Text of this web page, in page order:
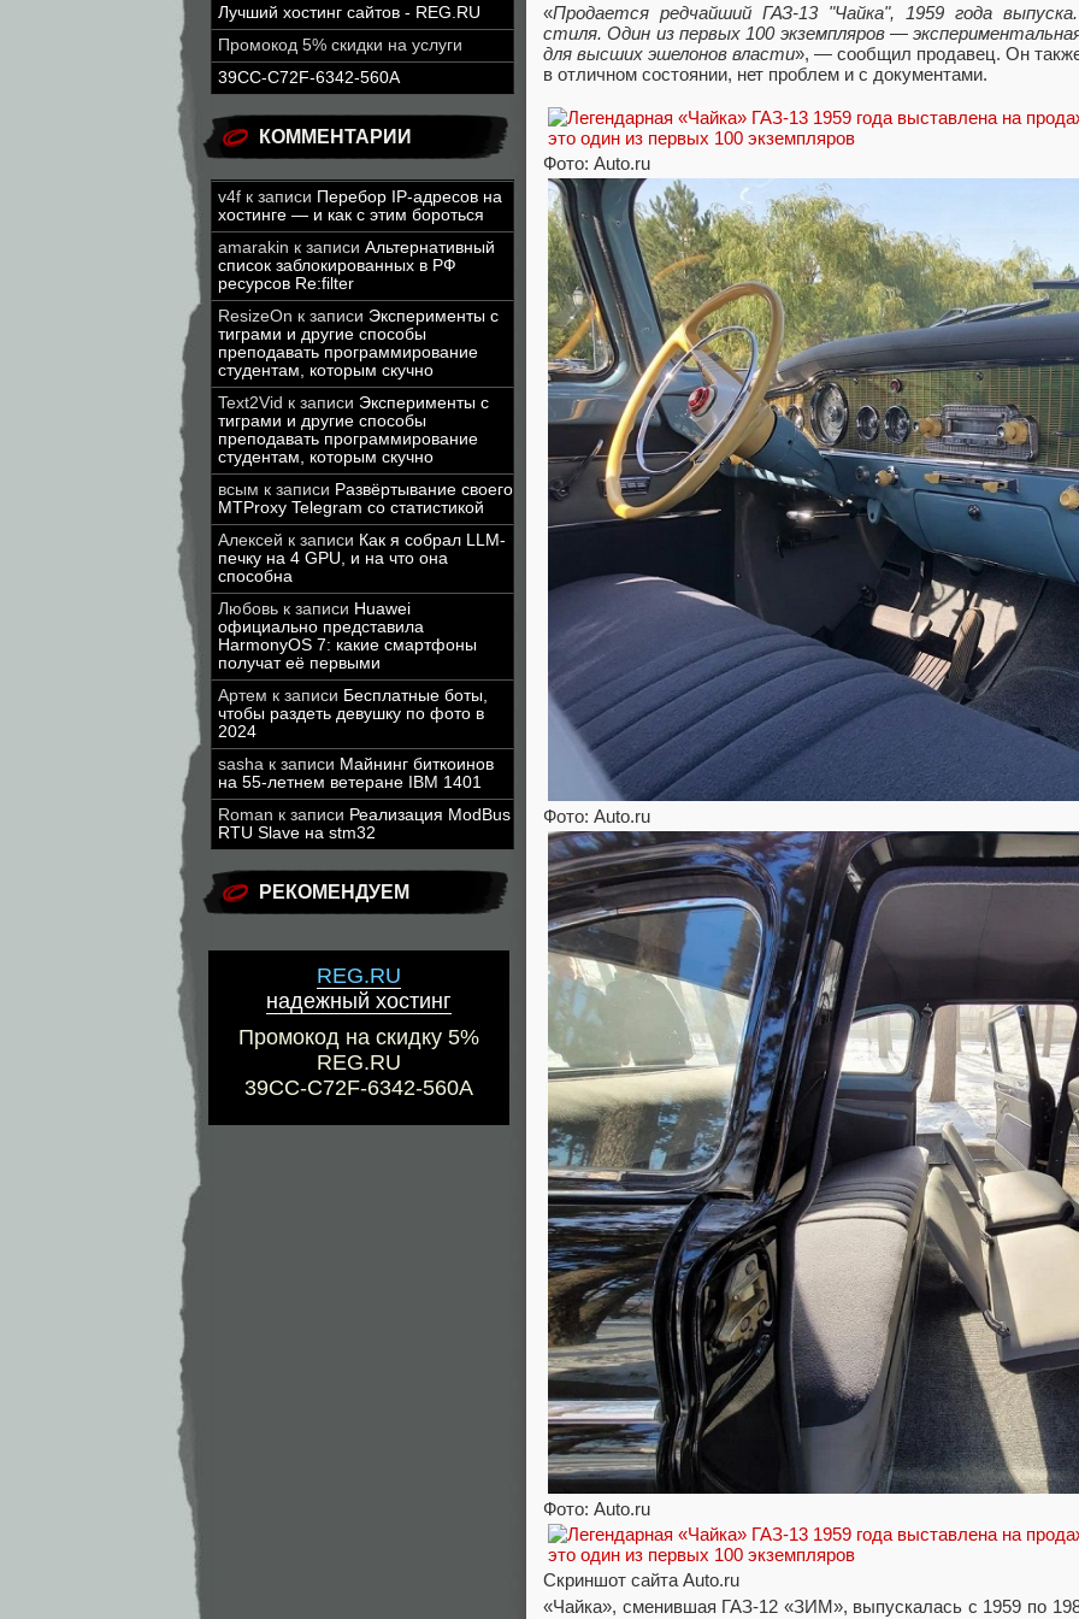
Лучший хостинг сайтов - REG.RU
Промокод 5% скидки на услуги
39CC-C72F-6342-560A
КОММЕНТАРИИ
v4f к записи Перебор IP-адресов на
хостинге — и как с этим бороться
amarakin к записи Альтернативный
список заблокированных в РФ
ресурсов Re:filter
ResizeOn к записи Эксперименты с
тиграми и другие способы
преподавать программирование
студентам, которым скучно
Text2Vid к записи Эксперименты с
тиграми и другие способы
преподавать программирование
студентам, которым скучно
всым к записи Развёртывание своего
MTProxy Telegram со статистикой
Алексей к записи Как я собрал LLM-
печку на 4 GPU, и на что она
способна
Любовь к записи Huawei
официально представила
HarmonyOS 7: какие смартфоны
получат её первыми
Артем к записи Бесплатные боты,
чтобы раздеть девушку по фото в
2024
sasha к записи Майнинг биткоинов
на 55-летнем ветеране IBM 1401
Roman к записи Реализация ModBus
RTU Slave на stm32
РЕКОМЕНДУЕМ
REG.RU
надежный хостинг
Промокод на скидку 5%
REG.RU
39CC-C72F-6342-560A
«Продается редчайший ГАЗ-13 "Чайка", 1959 года
стиля. Один из первых 100 экземпляров —
для высших эшелонов власти», — сообщил продавец. Он
в отличном состоянии, нет проблем и с документами.
Фото: Auto.ru
Фото: Auto.ru
Фото: Auto.ru
Скриншот сайта Auto.ru
«Чайка», сменившая ГАЗ-12 «ЗИМ», выпускалась с 1959 по